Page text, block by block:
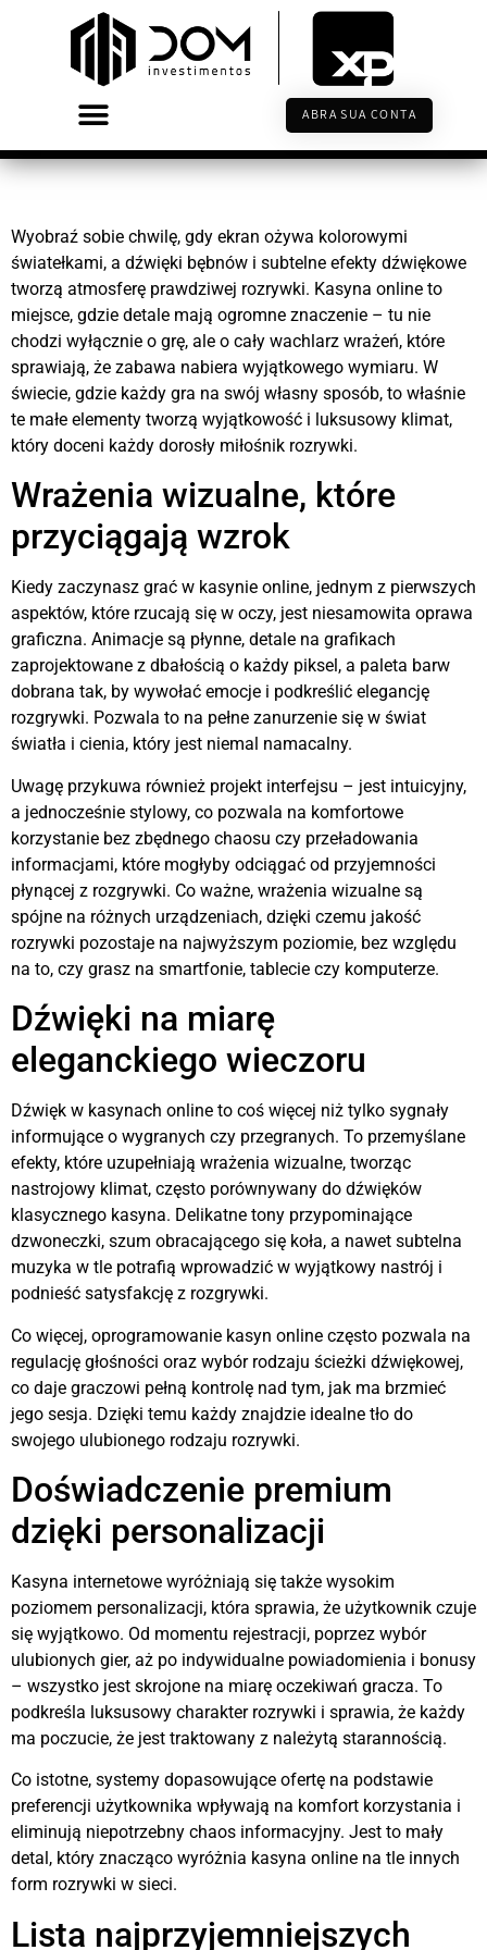
ABRA SUA CONTA
Magia detali w rozrywce
online: jak kasyna internetowe
podnoszą standard zabawy
Wyobraź sobie chwilę, gdy ekran ożywa kolorowymi
światełkami, a dźwięki bębnów i subtelne efekty dźwiękowe
tworzą atmosferę prawdziwej rozrywki. Kasyna online to
miejsce, gdzie detale mają ogromne znaczenie – tu nie
chodzi wyłącznie o grę, ale o cały wachlarz wrażeń, które
sprawiają, że zabawa nabiera wyjątkowego wymiaru. W
świecie, gdzie każdy gra na swój własny sposób, to właśnie
te małe elementy tworzą wyjątkowość i luksusowy klimat,
który doceni każdy dorosły miłośnik rozrywki.
Wrażenia wizualne, które
przyciągają wzrok
Kiedy zaczynasz grać w kasynie online, jednym z pierwszych
aspektów, które rzucają się w oczy, jest niesamowita oprawa
graficzna. Animacje są płynne, detale na grafikach
zaprojektowane z dbałością o każdy piksel, a paleta barw
dobrana tak, by wywołać emocje i podkreślić elegancję
rozgrywki. Pozwala to na pełne zanurzenie się w świat
światła i cienia, który jest niemal namacalny.
Uwagę przykuwa również projekt interfejsu – jest intuicyjny,
a jednocześnie stylowy, co pozwala na komfortowe
korzystanie bez zbędnego chaosu czy przeładowania
informacjami, które mogłyby odciągać od przyjemności
płynącej z rozgrywki. Co ważne, wrażenia wizualne są
spójne na różnych urządzeniach, dzięki czemu jakość
rozrywki pozostaje na najwyższym poziomie, bez względu
na to, czy grasz na smartfonie, tablecie czy komputerze.
Dźwięki na miarę
eleganckiego wieczoru
Dźwięk w kasynach online to coś więcej niż tylko sygnały
informujące o wygranych czy przegranych. To przemyślane
efekty, które uzupełniają wrażenia wizualne, tworząc
nastrojowy klimat, często porównywany do dźwięków
klasycznego kasyna. Delikatne tony przypominające
dzwoneczki, szum obracającego się koła, a nawet subtelna
muzyka w tle potrafią wprowadzić w wyjątkowy nastrój i
podnieść satysfakcję z rozgrywki.
Co więcej, oprogramowanie kasyn online często pozwala na
regulację głośności oraz wybór rodzaju ścieżki dźwiękowej,
co daje graczowi pełną kontrolę nad tym, jak ma brzmieć
jego sesja. Dzięki temu każdy znajdzie idealne tło do
swojego ulubionego rodzaju rozrywki.
Doświadczenie premium
dzięki personalizacji
Kasyna internetowe wyróżniają się także wysokim
poziomem personalizacji, która sprawia, że użytkownik czuje
się wyjątkowo. Od momentu rejestracji, poprzez wybór
ulubionych gier, aż po indywidualne powiadomienia i bonusy
– wszystko jest skrojone na miarę oczekiwań gracza. To
podkreśla luksusowy charakter rozrywki i sprawia, że każdy
ma poczucie, że jest traktowany z należytą starannością.
Co istotne, systemy dopasowujące ofertę na podstawie
preferencji użytkownika wpływają na komfort korzystania i
eliminują niepotrzebny chaos informacyjny. Jest to mały
detal, który znacząco wyróżnia kasyna online na tle innych
form rozrywki w sieci.
Lista najprzyjemniejszych